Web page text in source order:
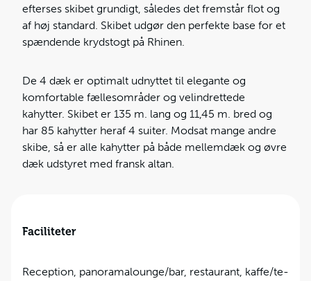
efterses skibet grundigt, således det fremstår flot og
af høj standard. Skibet udgør den perfekte base for et
spændende krydstogt på Rhinen.
De 4 dæk er optimalt udnyttet til elegante og
komfortable fællesområder og velindrettede
kahytter. Skibet er 135 m. lang og 11,45 m. bred og
har 85 kahytter heraf 4 suiter. Modsat mange andre
skibe, så er alle kahytter på både mellemdæk og øvre
dæk udstyret med fransk altan.
Faciliteter
Reception, panoramalounge/bar, restaurant, kaffe/te-